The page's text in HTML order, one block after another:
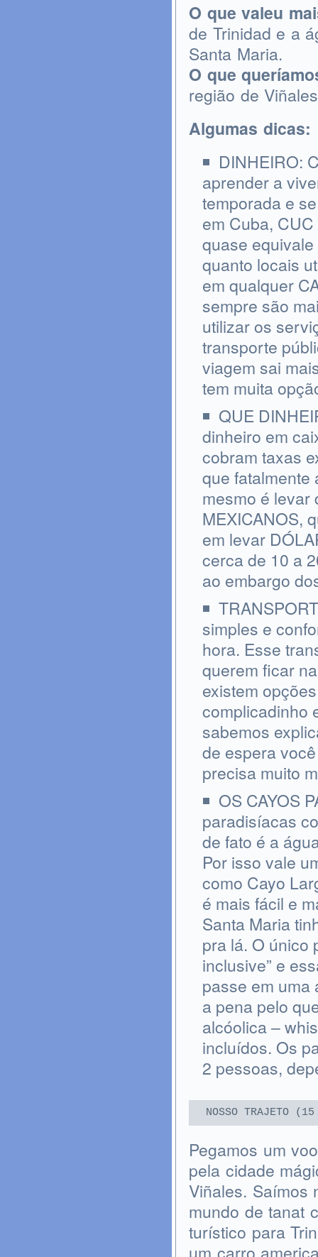
O que valeu
de Trinidad e a
Santa Maria.
O que
região de
Algumas dicas:
DINHEIRO:
aprender a
temporada e
em Cuba,
quase
quanto locais
em qualquer
sempre são
utilizar os
transporte
viagem sai
tem muita
QUE
dinheiro em
cobram taxas
que
mesmo é levar
MEXICANOS,
em levar
cerca de 10 a
ao embargo
simples e
hora. Esse
querem ficar
existem
complicadinho
sabemos
de espera
precisa muito
OS CAYOS
paradisíacas
de fato é a
Por isso vale
como Cayo
é mais fácil e
Santa Maria
pra lá. O único
inclusive” e
passe em uma
a pena pelo
alcóolica –
incluídos. Os
2 pessoas,
NOSSO TRAJETO
Pegamos um
pela cidade
Viñales. Saímos
mundo de tanat
turístico para